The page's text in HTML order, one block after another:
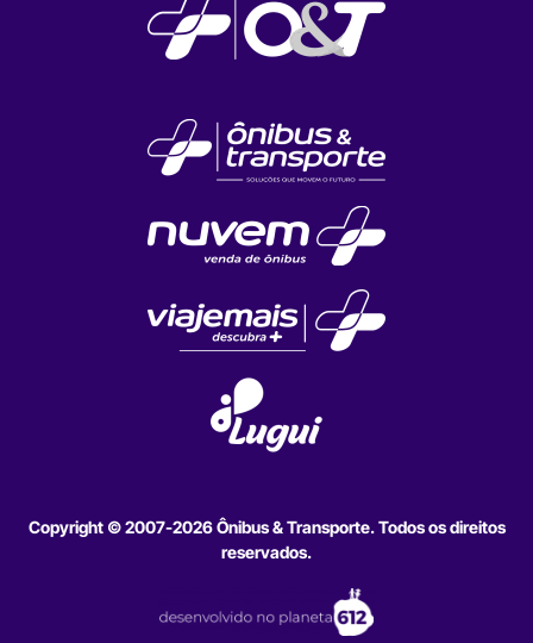
Copyright © 2007-2026 Ônibus & Transporte. Todos os direitos
reservados.